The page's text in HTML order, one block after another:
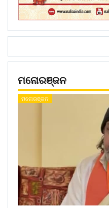
ମନୋରଞ୍ଜନ
ମନୋରଞ୍ଜନ